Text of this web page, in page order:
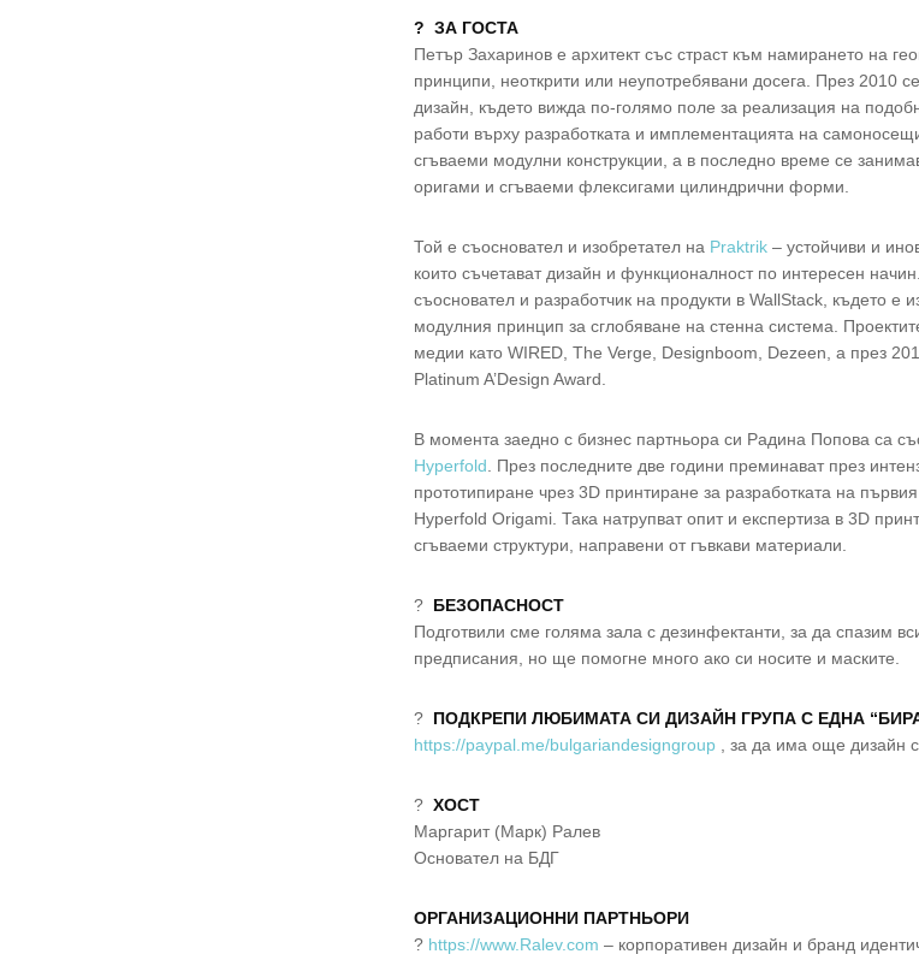
? ЗА ГОСТА
Петър Захаринов е архитект със страст към намирането на
принципи, неоткрити или неупотребявани досега. През 2010
дизайн, където вижда по-голямо поле за реализация на
работи върху разработката и имплементацията на
сгъваеми модулни конструкции, а в последно време се
оригами и сгъваеми флексигами цилиндрични форми.
Той е съосновател и изобретател на Praktrik – устойчиви и
които съчетават дизайн и функционалност по интересен
съосновател и разработчик на продукти в WallStack, където е
модулния принцип за сглобяване на стенна система.
медии като WIRED, The Verge, Designboom, Dezeen, а през
Platinum A’Design Award.
В момента заедно с бизнес партньора си Радина Попова са
Hyperfold . През последните две години преминават през
прототипиране чрез 3D принтиране за разработката на
Hyperfold Origami. Така натрупват опит и експертиза в 3D
сгъваеми структури, направени от гъвкави материали.
? БЕЗОПАСНОСТ
Подготвили сме голяма зала с дезинфектанти, за да спазим
предписания, но ще помогне много ако си носите и маските.
? ПОДКРЕПИ ЛЮБИМАТА СИ ДИЗАЙН ГРУПА С ЕДНА
https://paypal.me/bulgariandesigngroup , за да има още дизайн
? ХОСТ
Маргарит (Марк) Ралев
Основател на БДГ
ОРГАНИЗАЦИОННИ ПАРТНЬОРИ
? https://www.Ralev.com – корпоративен дизайн и бранд